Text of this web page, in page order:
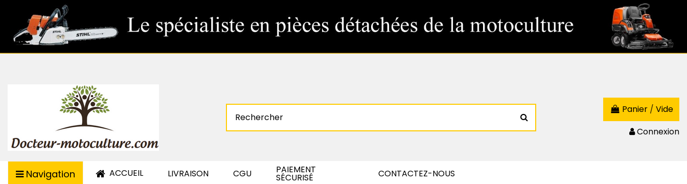
Panier / Vide
Connexion
Navigation ACCUEIL LIVRAISON CGU PAIEMENT
SÉCURISÉ CONTACTEZ-NOUS